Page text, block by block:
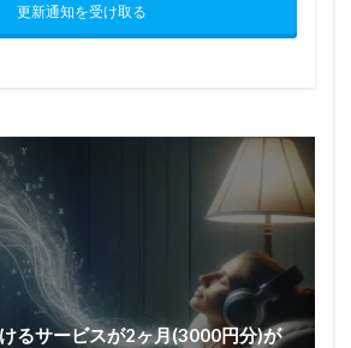
更新通知を受け取る
るサービスが2ヶ月(3000円分)が